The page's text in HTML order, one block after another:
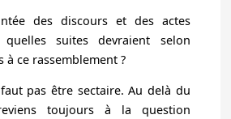
des discours et des actes
quelles suites devraient selon
à ce rassemblement ?
faut pas être sectaire. Au delà du
toujours à la question